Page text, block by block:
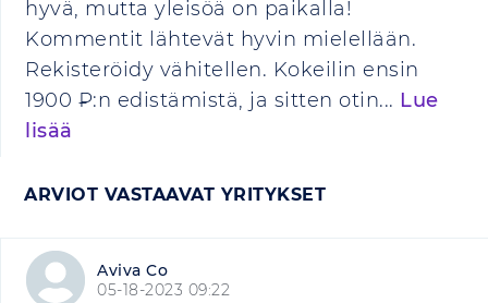
hyvä, mutta yleisöä on paikalla!
Kommentit lähtevät hyvin mielellään.
Rekisteröidy vähitellen. Kokeilin ensin
1900 ₽:n edistämistä, ja sitten otin... Lue
lisää
ARVIOT VASTAAVAT YRITYKSET
Aviva Co
05-18-2023 09:22